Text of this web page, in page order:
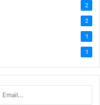
2
2
1
1